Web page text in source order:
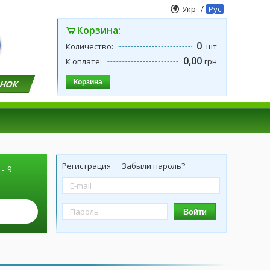
Укр / Рус
Корзина:
Количество: 0 шт
К оплате:
0,00 грн
Корзина
9
Регистрация Забыли пароль?
Войти